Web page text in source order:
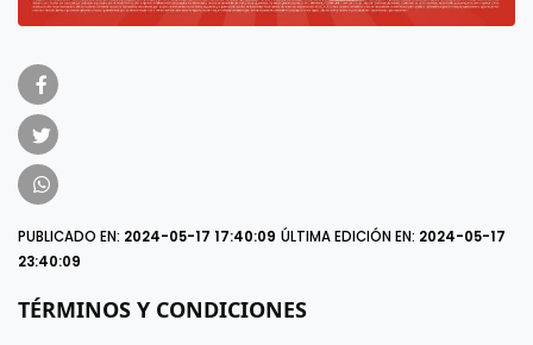
PUBLICADO EN: 2024-05-17 17:40:09 ÚLTIMA EDICIÓN EN: 2024-05-17
23:40:09
TÉRMINOS Y CONDICIONES